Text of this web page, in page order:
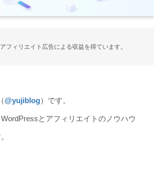
フィリエイト広告による収益を得ています。
@yujiblog）です。
とアフィリエイトのノウハウ